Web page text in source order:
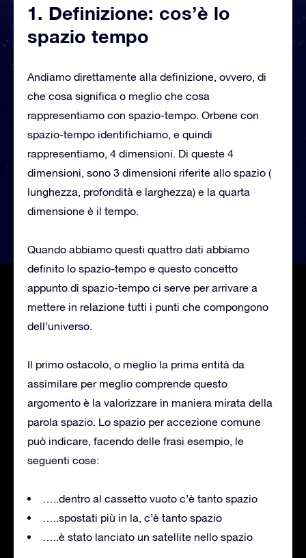
1. Definizione: cos’è lo
spazio tempo
Andiamo direttamente alla definizione, ovvero, di
che cosa significa o meglio che cosa
rappresentiamo con spazio-tempo. Orbene con
spazio-tempo identifichiamo, e quindi
rappresentiamo, 4 dimensioni. Di queste 4
dimensioni, sono 3 dimensioni riferite allo spazio (
lunghezza, profondità e larghezza) e la quarta
dimensione è il tempo.
Quando abbiamo questi quattro dati abbiamo
definito lo spazio-tempo e questo concetto
appunto di spazio-tempo ci serve per arrivare a
mettere in relazione tutti i punti che compongono
dell’universo.
Il primo ostacolo, o meglio la prima entità da
assimilare per meglio comprende questo
argomento è la valorizzare in maniera mirata della
parola spazio. Lo spazio per accezione comune
può indicare, facendo delle frasi esempio, le
seguenti cose:
…..dentro al cassetto vuoto c’è tanto spazio
…..spostati più in la, c’è tanto spazio
…..è stato lanciato un satellite nello spazio